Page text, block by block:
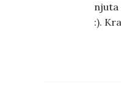
njuta
:).